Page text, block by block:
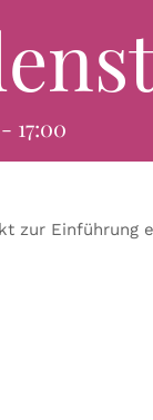
- 17:00
zur Einführung